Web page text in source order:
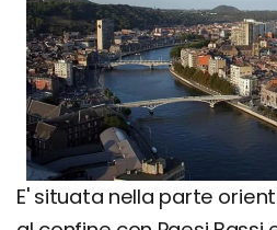
E' situata nella parte